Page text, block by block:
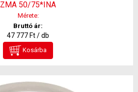
ZMA 50/75*INA
Mérete:
Bruttó ár:
47 777 Ft / db
Kosárba